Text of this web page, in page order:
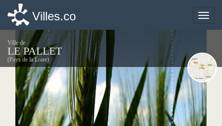
Toggle
Villes.co
Ville de
LE PALLET
(Pays de la Loire)
Toggle
Villes.co